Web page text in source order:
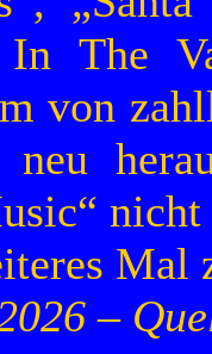
In The
von
Mal
–